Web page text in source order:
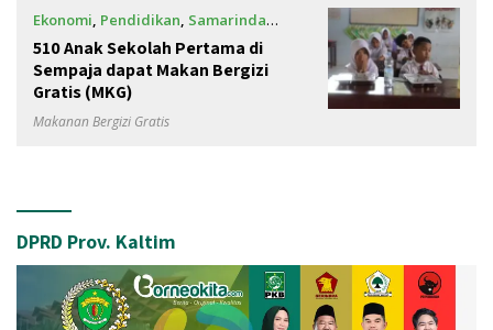
Ekonomi, Pendidikan, Samarinda
Januari 21, 2025
510 Anak Sekolah Pertama di
Sempaja dapat Makan Bergizi
Gratis (MKG)
Makanan Bergizi Gratis
DPRD Prov. Kaltim